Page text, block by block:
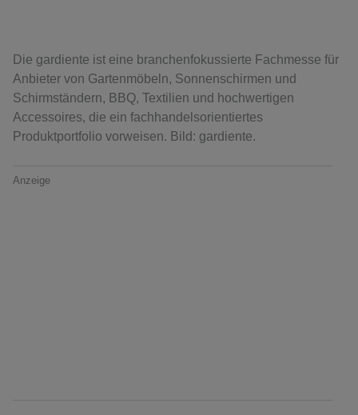
Die gardiente ist eine branchenfokussierte Fachmesse für
Anbieter von Gartenmöbeln, Sonnenschirmen und
Schirmständern, BBQ, Textilien und hochwertigen
Accessoires, die ein fachhandelsorientiertes
Produktportfolio vorweisen. Bild: gardiente.
Anzeige